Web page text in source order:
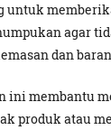
untuk
agar
dan
ini membantu
produk atau